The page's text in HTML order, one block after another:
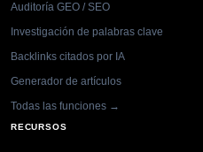
Auditoría GEO / SEO
Investigación de palabras clave
Backlinks citados por IA
Generador de artículos
Todas las funciones →
RECURSOS